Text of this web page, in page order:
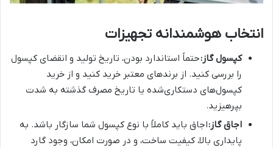
انتخاب هوشمندانه تجهیزات
کپسول گاز:حتماً استاندارد بودن، تاریخ تولید و انقضای کپسول
را بررسی کنید. از برندهای معتبر خرید کنید و از خرید
کپسول‌های دستکاری‌شده یا تاریخ مصرف گذشته به شدت
بپرهیزید.
اجاق گاز:اجاق باید کاملاً با نوع کپسول شما سازگار باشد. به
پایداری بالا، کیفیت ساخت، و در صورت امکان، وجود گارد